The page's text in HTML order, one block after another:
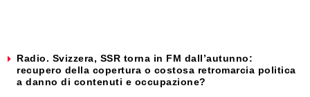
Radio. Svizzera, SSR torna in FM dall’autunno:
recupero della copertura o costosa retromarcia politica
a danno di contenuti e occupazione?